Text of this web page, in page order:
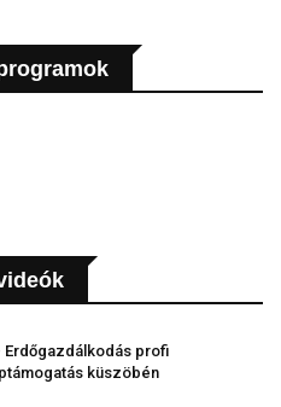
Erdőgazdálkodás profi
küszöbén